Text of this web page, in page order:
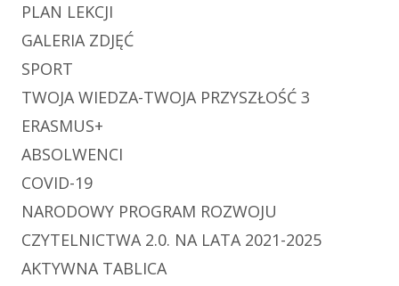
PLAN LEKCJI
GALERIA ZDJĘĆ
SPORT
TWOJA WIEDZA-TWOJA PRZYSZŁOŚĆ 3
ERASMUS+
ABSOLWENCI
COVID-19
NARODOWY PROGRAM ROZWOJU
CZYTELNICTWA 2.0. NA LATA 2021-2025
AKTYWNA TABLICA